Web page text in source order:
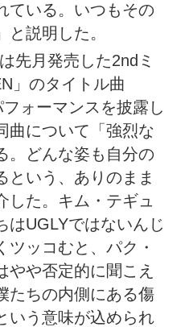
ている。いつもその
説明した。
先月発売した2ndミ
」のタイトル曲
フォーマンスを披露し
曲について「強烈な
。どんな姿も自分の
という、ありのまま
した。キム・テギュ
はUGLYではないんじ
ツッコむと、パク・
やや否定的に聞こえ
たちの内側にある傷
いう意味が込められ